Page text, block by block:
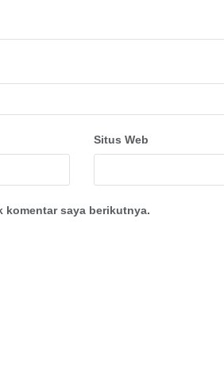
Situs Web
komentar saya berikutnya.